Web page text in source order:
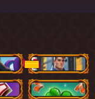
Pirate's Fortune NIEUWSpace Battle
Bonus Clover Magic Magic Bonus